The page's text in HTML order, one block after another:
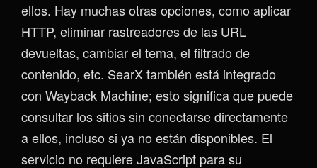
ellos. Hay muchas otras opciones, como aplicar
HTTP, eliminar rastreadores de las URL
devueltas, cambiar el tema, el filtrado de
contenido, etc. SearX también está integrado
con Wayback Machine; esto significa que puede
consultar los sitios sin conectarse directamente
a ellos, incluso si ya no están disponibles. El
servicio no requiere JavaScript para su